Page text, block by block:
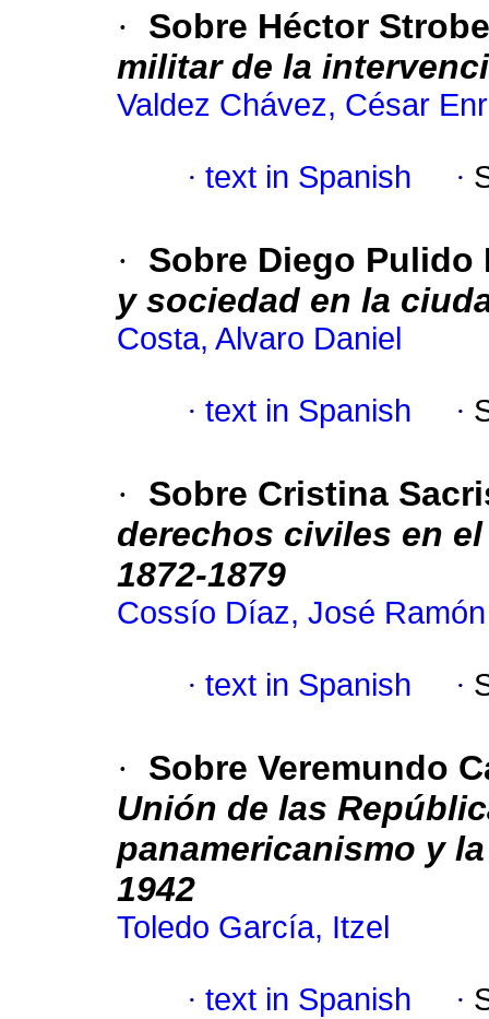
·
Sobre Héctor
militar de la
Valdez Chávez, César
· text in Spanish ·
·
Sobre Diego Pulido
y sociedad en la
Costa, Alvaro Daniel
· text in Spanish ·
·
Sobre Cristina
derechos civiles en
1872-1879
Cossío Díaz, José Ramón
· text in Spanish ·
·
Sobre Veremundo
Unión de las
panamericanismo y
1942
Toledo García, Itzel
· text in Spanish ·